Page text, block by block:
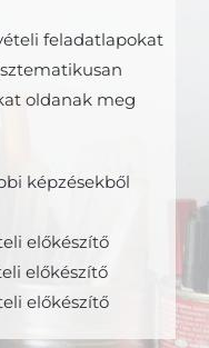
feladatlapokat
oldanak meg
képzésekből
előkészítő
előkészítő
előkészítő